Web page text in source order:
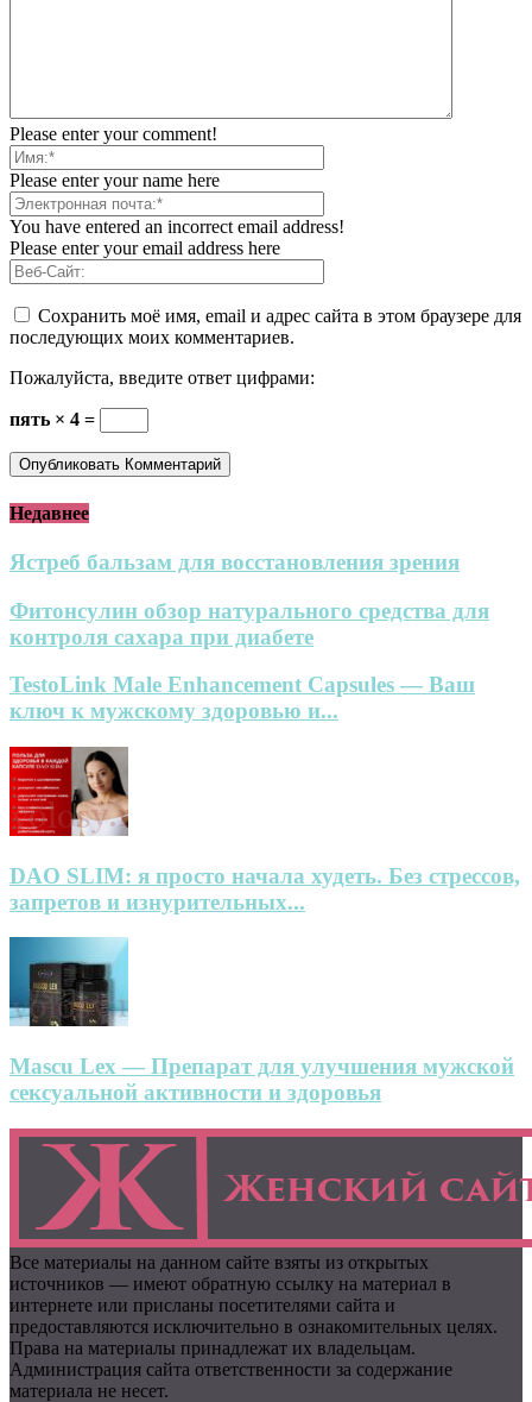
Please enter your comment!
Please enter your name here
You have entered an incorrect email address!
Please enter your email address here
Сохранить моё имя, email и адрес сайта в этом браузере для
последующих моих комментариев.
Пожалуйста, введите ответ цифрами:
пять × 4 =
Недавнее
Ястреб бальзам для восстановления зрения
Фитонсулин обзор натурального средства для
контроля сахара при диабете
TestoLink Male Enhancement Capsules — Ваш
ключ к мужскому здоровью и...
DAO SLIM: я просто начала худеть. Без стрессов,
запретов и изнурительных...
Mascu Lex — Препарат для улучшения мужской
сексуальной активности и здоровья
Все материалы на данном сайте взяты из открытых
источников — имеют обратную ссылку на материал в
интернете или присланы посетителями сайта и
предоставляются исключительно в ознакомительных целях.
Права на материалы принадлежат их владельцам.
Администрация сайта ответственности за содержание
материала не несет.